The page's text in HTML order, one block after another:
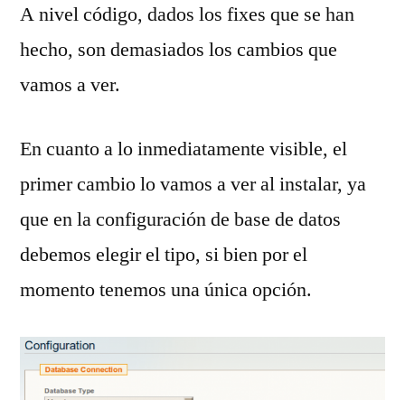
A nivel código, dados los fixes que se han
hecho, son demasiados los cambios que
vamos a ver.
En cuanto a lo inmediatamente visible, el
primer cambio lo vamos a ver al instalar, ya
que en la configuración de base de datos
debemos elegir el tipo, si bien por el
momento tenemos una única opción.